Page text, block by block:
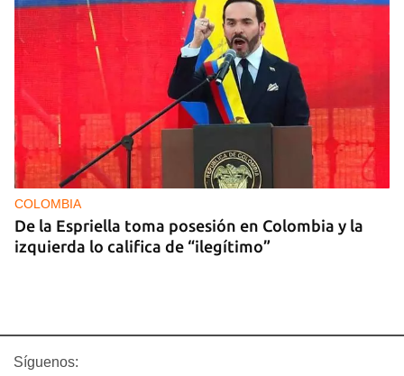
COLOMBIA
De la Espriella toma posesión en Colombia y la
izquierda lo califica de “ilegítimo”
Síguenos: